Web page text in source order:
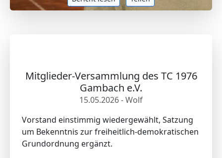
Mitglieder-Versammlung des TC 1976
Gambach e.V.
15.05.2026 - Wolf
Vorstand einstimmig wiedergewählt, Satzung
um Bekenntnis zur freiheitlich-demokratischen
Grundordnung ergänzt.